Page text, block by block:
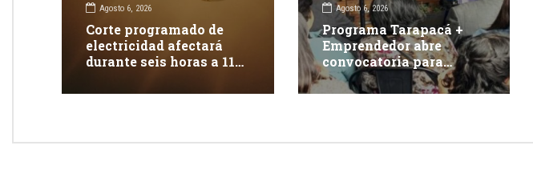
Agosto 6, 2026
Corte programado de
electricidad afectará
durante seis horas a 117
Agosto 6, 2026
Programa Tarapacá +
Emprendedor abre
convocatoria para
apoyar 15 proyectos
innovadores